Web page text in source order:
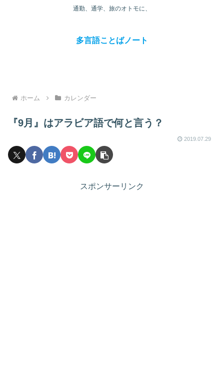
通勤、通学、旅のオトモに、
多言語ことばノート
ホーム カレンダー
『9月』はアラビア語で何と言う？
2019.07.29
スポンサーリンク